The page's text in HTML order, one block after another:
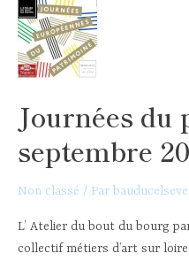
des
cours
Journées
septembre
Non classé / Par
L’ Atelier du bout du bourg
collectif métiers d’art sur